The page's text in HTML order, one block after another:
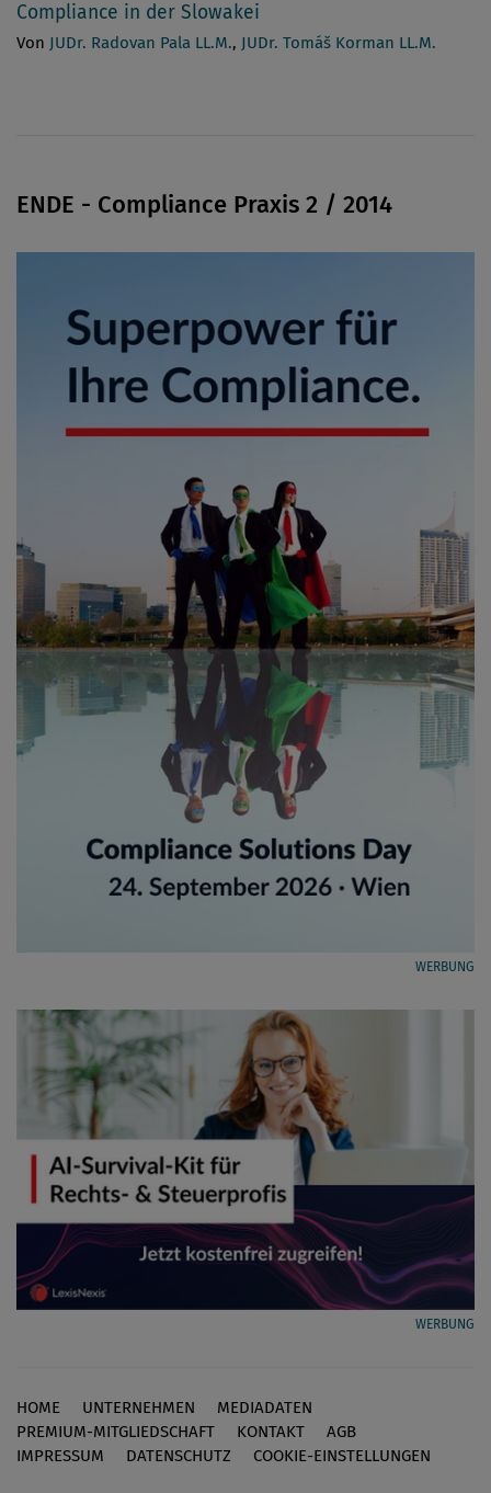
Compliance in der Slowakei
Von JUDr. Radovan Pala LL.M., JUDr. Tomáš Korman LL.M.
ENDE - Compliance Praxis 2 / 2014
WERBUNG
WERBUNG
Footer
HOME UNTERNEHMEN
MEDIADATEN
PREMIUM-MITGLIEDSCHAFT
KONTAKT
AGB
IMPRESSUM
DATENSCHUTZ COOKIE-EINSTELLUNGEN